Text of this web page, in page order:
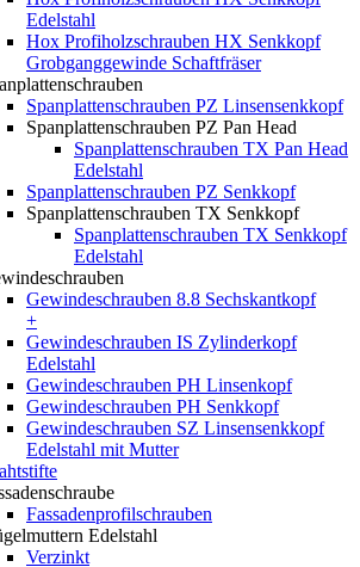
Edelstahl
Hox Profiholzschrauben HX Senkkopf
Grobganggewinde Schaftfräser
Spanplattenschrauben PZ Linsensenkkopf
Spanplattenschrauben PZ Pan Head
Spanplattenschrauben TX Pan Head
Edelstahl
Spanplattenschrauben PZ Senkkopf
Spanplattenschrauben TX Senkkopf
Spanplattenschrauben TX Senkkopf
Edelstahl
Gewindeschrauben 8.8 Sechskantkopf
+
Gewindeschrauben IS Zylinderkopf
Edelstahl
Gewindeschrauben PH Linsenkopf
Gewindeschrauben PH Senkkopf
Gewindeschrauben SZ Linsensenkkopf
Edelstahl mit Mutter
Fassadenprofilschrauben
Edelstahl
Verzinkt